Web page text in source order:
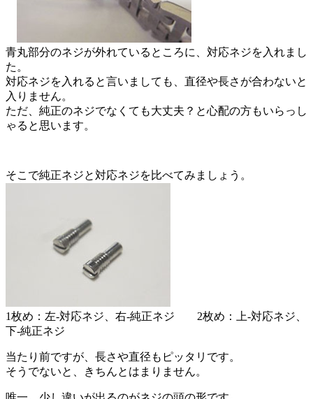
青丸部分のネジが外れているところに、対応ネジを入れまし
た。
対応ネジを入れると言いましても、直径や長さが合わないと
入りません。
ただ、純正のネジでなくても大丈夫？と心配の方もいらっし
ゃると思います。
そこで純正ネジと対応ネジを比べてみましょう。
1枚め：左-対応ネジ、右-純正ネジ 2枚め：上-対応ネジ、
下-純正ネジ
当たり前ですが、長さや直径もピッタリです。
そうでないと、きちんとはまりません。